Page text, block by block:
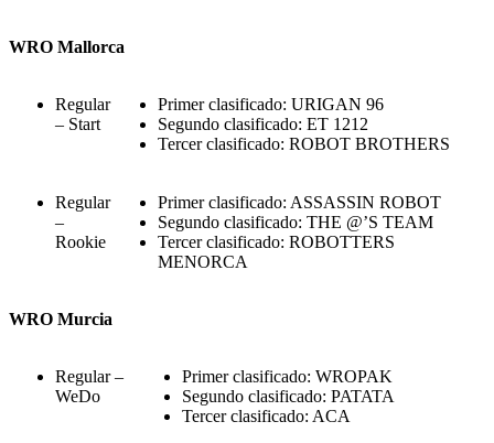
WRO Mallorca
Regular
– Start
Primer clasificado: URIGAN 96
Segundo clasificado: ET 1212
Tercer clasificado: ROBOT BROTHERS
Regular
–
Rookie
Primer clasificado: ASSASSIN ROBOT
Segundo clasificado: THE @’S TEAM
Tercer clasificado: ROBOTTERS
MENORCA
WRO Murcia
Regular –
WeDo
Primer clasificado: WROPAK
Segundo clasificado: PATATA
Tercer clasificado: ACA